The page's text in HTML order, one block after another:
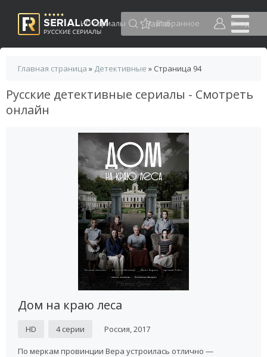
HD сериалы Избранное Вход
Главная страница » Детективные » Страница 94
Русские детективные сериалы - Смотреть
онлайн
Дом на краю леса
HD 4 серии Россия, 2017
По меркам провинции Вера устроилась отлично —